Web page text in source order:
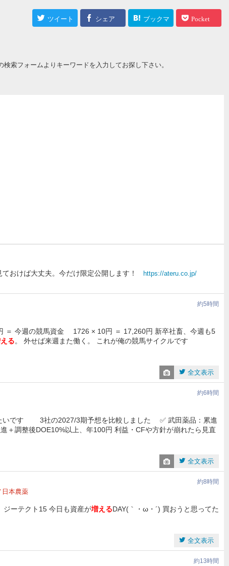
ツイート シェア ブックマ Pocket
索フォームよりキーワードを入力してお探し下さい。
おけば大丈夫。今だけ限定公開します！ https://ateru.co.jp/
約5時間
＝ 今週の競馬資金 1726 × 10円 ＝ 17,260円 新卒社畜、今週も5
る。 外せば来週また働く。 これが俺の競馬サイクルです
全文表示
約6時間
いです 3社の2027/3期予想を比較しました ✅ 武田薬品：累進
＋調整後DOE10%以上、年100円 利益・CFや方針が崩れたら見直
全文表示
約8時間
日本農薬
ーテクト15 今日も資産が増えるDAY(｀・ω・´) 買おうと思ってた
全文表示
約13時間